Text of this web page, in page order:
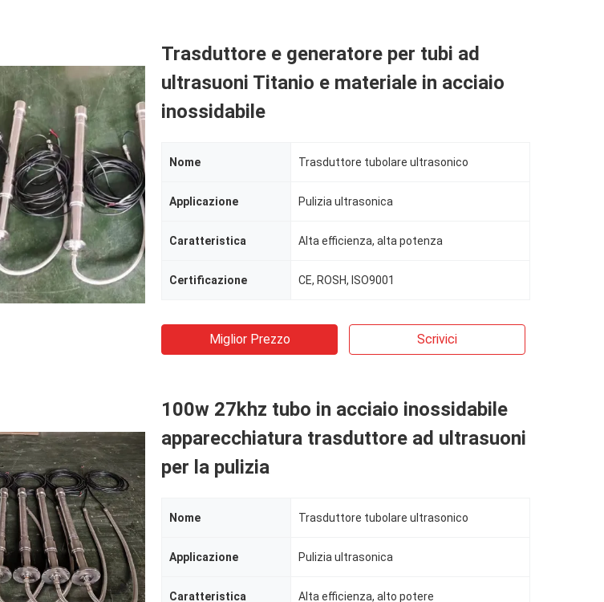
Trasduttore e generatore per tubi ad
ultrasuoni Titanio e materiale in acciaio
inossidabile
Nome Trasduttore tubolare ultrasonico
Applicazione Pulizia ultrasonica
Caratteristica Alta efficienza, alta potenza
Certificazione CE, ROSH, ISO9001
Miglior Prezzo Scrivici
100w 27khz tubo in acciaio inossidabile
apparecchiatura trasduttore ad ultrasuoni
per la pulizia
Nome Trasduttore tubolare ultrasonico
Applicazione Pulizia ultrasonica
Caratteristica Alta efficienza, alto potere